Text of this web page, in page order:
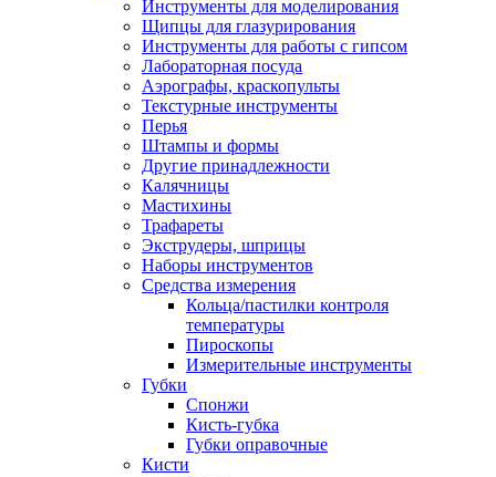
Инструменты для моделирования
Щипцы для глазурирования
Инструменты для работы с гипсом
Лабораторная посуда
Аэрографы, краскопульты
Текстурные инструменты
Перья
Штампы и формы
Другие принадлежности
Калячницы
Мастихины
Трафареты
Экструдеры, шприцы
Наборы инструментов
Средства измерения
Кольца/пастилки контроля
температуры
Пироскопы
Измерительные инструменты
Губки
Спонжи
Кисть-губка
Губки оправочные
Кисти